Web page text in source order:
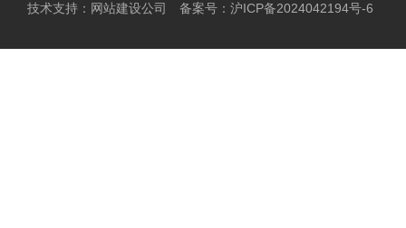
技术支持： 网站建设公司 备案号： 沪ICP备2024042194号-6